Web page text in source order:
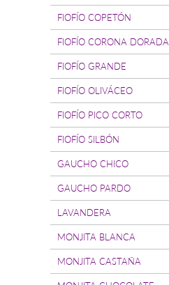
FIOFÍO COPETÓN
FIOFÍO CORONA DORADA
FIOFÍO GRANDE
FIOFÍO OLIVÁCEO
FIOFÍO PICO CORTO
FIOFÍO SILBÓN
GAUCHO CHICO
GAUCHO PARDO
LAVANDERA
MONJITA BLANCA
MONJITA CASTAÑA